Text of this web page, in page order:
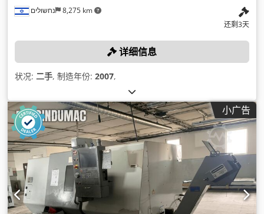
נחשולים 8,275 km
还剩3天
详细信息
状况: 二手, 制造年份: 2007,
小广告